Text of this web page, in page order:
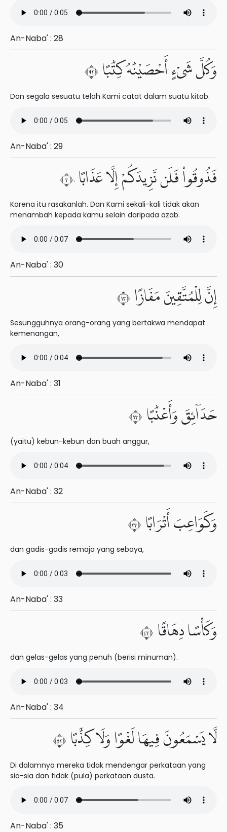
An-Naba' : 28
وَكُلَّ شَىْءٍ أَحْصَيْنَٰهُ كِتَٰبًا ٢٩
Dan segala sesuatu telah Kami catat dalam suatu kitab.
An-Naba' : 29
فَذُوقُوا۟ فَلَن نَّزِيدَكُمْ إِلَّا عَذَابًا ٣٠
Karena itu rasakanlah. Dan Kami sekali-kali tidak akan
menambah kepada kamu selain daripada azab.
An-Naba' : 30
إِنَّ لِلْمُتَّقِينَ مَفَازًا ٣١
Sesungguhnya orang-orang yang bertakwa mendapat
kemenangan,
An-Naba' : 31
حَدَآئِقَ وَأَعْنَٰبًا ٣٢
(yaitu) kebun-kebun dan buah anggur,
An-Naba' : 32
وَكَوَاعِبَ أَتْرَابًا ٣٣
dan gadis-gadis remaja yang sebaya,
An-Naba' : 33
وَكَأْسًا دِهَاقًا ٣٤
dan gelas-gelas yang penuh (berisi minuman).
An-Naba' : 34
لَّا يَسْمَعُونَ فِيهَا لَغْوًا وَلَا كِذَّٰبًا ٣٥
Di dalamnya mereka tidak mendengar perkataan yang
sia-sia dan tidak (pula) perkataan dusta.
An-Naba' : 35